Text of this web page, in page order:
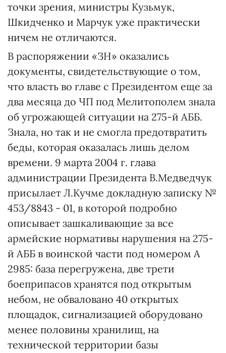
точки зрения, министры Кузьмук,
Шкидченко и Марчук уже практически
ничем не отличаются.
В распоряжении «ЗН» оказались
документы, свидетельствующие о том,
что власть во главе с Президентом еще за
два месяца до ЧП под Мелитополем знала
об угрожающей ситуации на 275-й АББ.
Знала, но так и не смогла предотвратить
беды, которая оказалась лишь делом
времени. 9 марта 2004 г. глава
администрации Президента В.Медведчук
присылает Л.Кучме докладную записку №
453/8843 - 01, в которой подробно
описывает зашкаливающие за все
армейские нормативы нарушения на 275-
й АББ в воинской части под номером А
2985: база перегружена, две трети
боеприпасов хранятся под открытым
небом, не обваловано 40 открытых
площадок, сигнализацией оборудовано
менее половины хранилищ, на
технической территории базы